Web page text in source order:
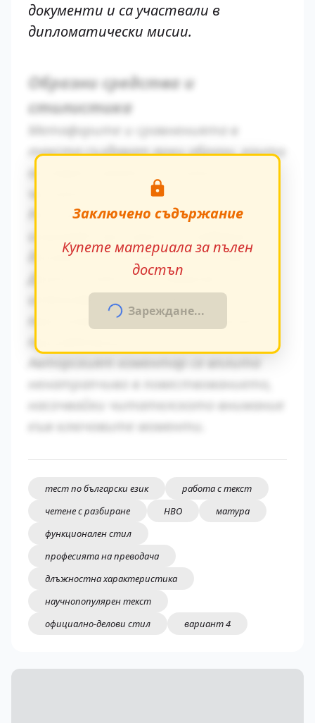
документи и са участвали в
дипломатически мисии.
Образни средства и
стилистика
Метафорите и сравненията в
текста създават ярки образи, които
остават трайно в съзнанието на
читателя.
Ритъмът на повествованието се
динамични и статични епизоди.
Диалогичната реч разкрива
индивидуалните особености на
персонажите и тяхната социална
принадлежност.
Авторският коментар се вплита
ненатрапчиво в повествованието,
насочвайки читателското внимание
към ключовите моменти.
Заключено съдържание
Купете материала за пълен
достъп
Зареждане...
тест по български език
работа с текст
четене с разбиране
НВО
матура
функционален стил
професията на преводача
длъжностна характеристика
научнопопулярен текст
официално-делови стил
вариант 4